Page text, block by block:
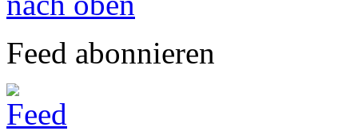
Feed abonnieren